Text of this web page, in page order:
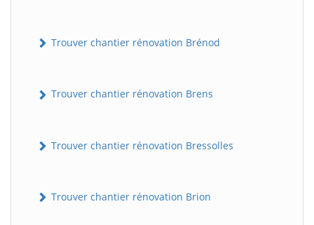
Trouver chantier rénovation Brénod
Trouver chantier rénovation Brens
Trouver chantier rénovation Bressolles
Trouver chantier rénovation Brion